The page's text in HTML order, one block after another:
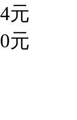
元
元